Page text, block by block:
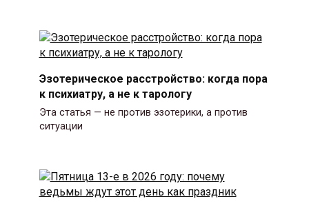
Эзотерическое расстройство: когда пора
к психиатру, а не к тарологу
Эта статья — не против эзотерики, а против
ситуации